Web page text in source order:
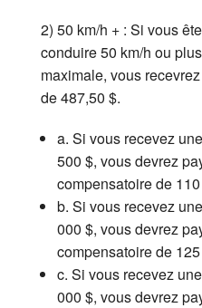
2) 50 km/h + : Si vous
conduire 50 km/h ou
maximale, vous
de 487,50 $.
a. Si vous recevez
500 $, vous devrez
compensatoire de
b. Si vous recevez
000 $, vous devrez
compensatoire de
c. Si vous recevez
000 $, vous devrez